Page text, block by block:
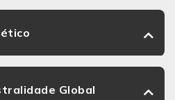
Global